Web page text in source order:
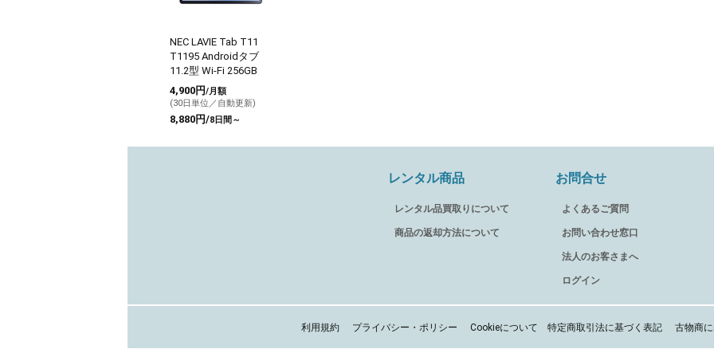
NEC LAVIE Tab T11
T1195 Androidタブ
11.2型 Wi-Fi 256GB
4,900円/月額
(30日単位／自動更新)
8,880円/8日間～
レンタル商品
レンタル品買取りについて
商品の返却方法について
お問合せ
よくあるご質問
お問い合わせ窓口
法人のお客さまへ
ログイン
利用規約 プライバシー・ポリシー Cookieについて 特定商取引法に基づく表記 古物商